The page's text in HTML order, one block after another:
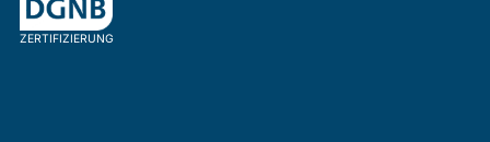
ZERTIFIZIERUNG